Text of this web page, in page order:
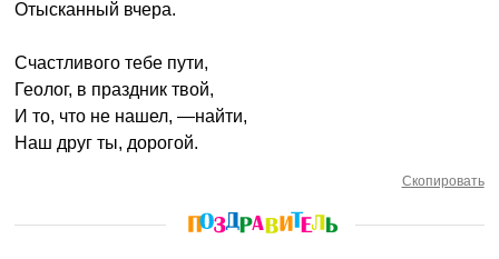
Отысканный вчера.
Счастливого тебе пути,
Геолог, в праздник твой,
И то, что не нашел, —найти,
Наш друг ты, дорогой.
Скопировать